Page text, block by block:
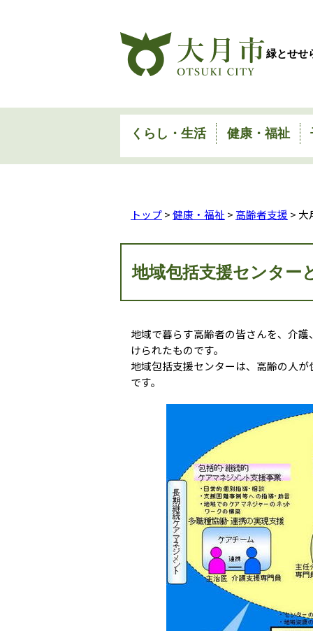
緑とせせ
くらし・生活 健康・福祉
トップ>健康・福祉 > 高齢者支援 >
地域包括支援センター
地域で暮らす高齢者の皆さんを、介
けられたものです。
地域包括支援センターは、高齢の人
です。